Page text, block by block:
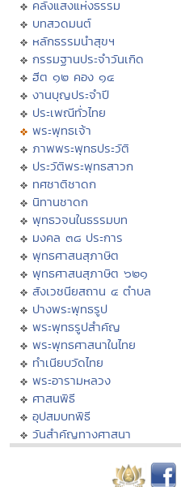
คลังแสงแห่งธรรม
บทสวดมนต์
หลักธรรมนำสุขฯ
กรรมฐานประจำวันเกิด
ฮีต ๑๒ คอง ๑๔
งานบุญประจำปี
ประเพณีทั่วไทย
พระพุทธเจ้า
ภาพพระพุทธประวัติ
ประวัติพระพุทธสาวก
ทศชาติชาดก
นิทานชาดก
พุทธวจนในธรรมบท
มงคล ๓๘ ประการ
พุทธศาสนสุภาษิต
พุทธศาสนสุภาษิต ๖๒๑
สังเวชนียสถาน ๔ ตำบล
ปางพระพุทธรูป
พระพุทธรูปสำคัญ
พระพุทธศาสนาในไทย
ทำเนียบวัดไทย
พระอารามหลวง
ศาสนพิธี
อุปสมบทพิธี
วันสำคัญทางศาสนา